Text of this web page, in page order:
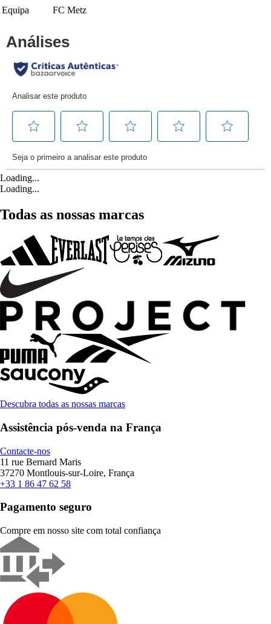
Equipa
FC Metz
Loading...
Loading...
Todas as nossas marcas
Descubra todas as nossas marcas
Assistência pós-venda na França
Contacte-nos
11 rue Bernard Maris
37270 Montlouis-sur-Loire, França
+33 1 86 47 62 58
Pagamento seguro
Compre em nosso site com total confiança